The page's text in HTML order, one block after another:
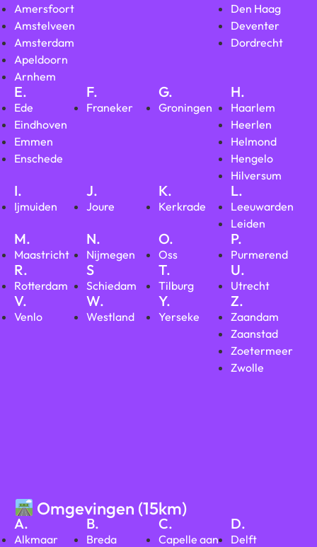
Amersfoort
Amstelveen
Amsterdam
Apeldoorn
Arnhem
Den Haag
Deventer
Dordrecht
E.
Ede
Eindhoven
Emmen
Enschede
F.
Franeker
G.
Groningen
H.
Haarlem
Heerlen
Helmond
Hengelo
Hilversum
I.
Ijmuiden
J.
Joure
K.
Kerkrade
L.
Leeuwarden
Leiden
M.
Maastricht
N.
Nijmegen
O.
Oss
P.
Purmerend
R.
Rotterdam
S
Schiedam
T.
Tilburg
U.
Utrecht
V.
Venlo
W.
Westland
Y.
Yerseke
Z.
Zaandam
Zaanstad
Zoetermeer
Zwolle
Omgevingen (15km)
A.
Alkmaar
B.
Breda
C.
Capelle aan
D.
Delft